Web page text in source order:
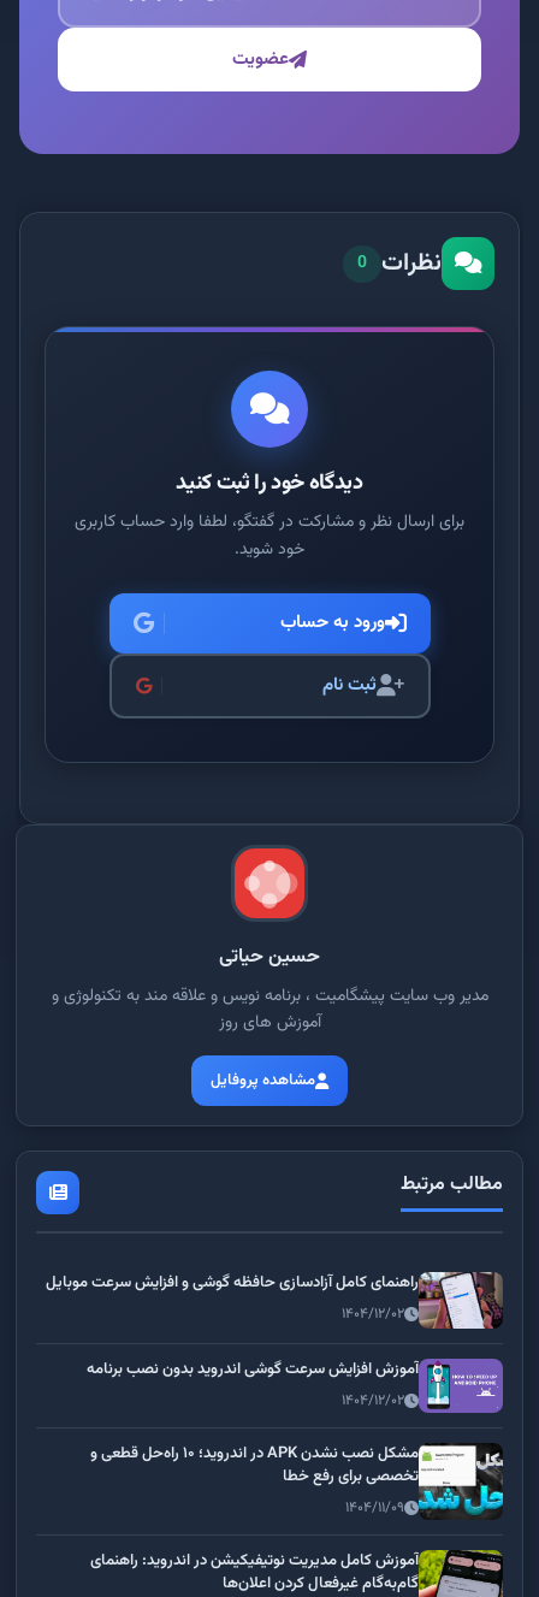
عضویت
نظرات 0
دیدگاه خود را ثبت کنید
برای ارسال نظر و مشارکت در گفتگو، لطفا وارد حساب کاربری
خود شوید.
ورود به حساب
ثبت نام
حسین حیاتی
مدیر وب سایت پیشگامیت ، برنامه نویس و علاقه مند به تکنولوژی و
آموزش های روز
مشاهده پروفایل
مطالب مرتبط
راهنمای کامل آزادسازی حافظه گوشی و افزایش سرعت موبایل
۱۴۰۴/۱۲/۰۲
آموزش افزایش سرعت گوشی اندروید بدون نصب برنامه
۱۴۰۴/۱۲/۰۲
مشکل نصب نشدن APK در اندروید؛ ۱۰ راه‌حل قطعی و
تخصصی برای رفع خطا
۱۴۰۴/۱۱/۰۹
آموزش کامل مدیریت نوتیفیکیشن در اندروید: راهنمای
گام‌به‌گام غیرفعال کردن اعلان‌ها